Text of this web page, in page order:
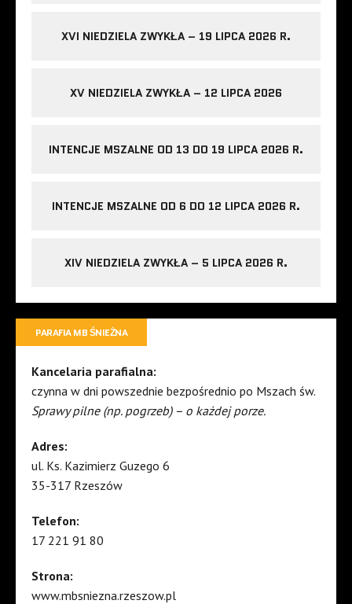
XVI NIEDZIELA ZWYKŁA – 19 LIPCA 2026 R.
XV NIEDZIELA ZWYKŁA – 12 LIPCA 2026
INTENCJE MSZALNE OD 13 DO 19 LIPCA 2026 R.
INTENCJE MSZALNE OD 6 DO 12 LIPCA 2026 R.
XIV NIEDZIELA ZWYKŁA – 5 LIPCA 2026 R.
PARAFIA MB ŚNIEŻNA
Kancelaria parafialna:
czynna w dni powszednie bezpośrednio po Mszach św.
Sprawy pilne (np. pogrzeb) – o każdej porze.
Adres:
ul. Ks. Kazimierz Guzego 6
35-317 Rzeszów
Telefon:
17 221 91 80
Strona:
www.mbsniezna.rzeszow.pl